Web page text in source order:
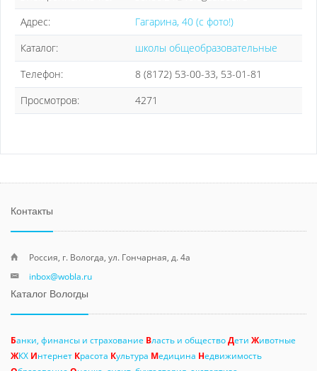
Адрес:
Гагарина, 40 (с фото!)
Каталог:
школы общеобразовательные
Телефон:
8 (8172) 53-00-33, 53-01-81
Просмотров:
4271
Контакты
Россия, г. Вологда, ул. Гончарная, д. 4а
inbox@wobla.ru
Каталог Вологды
Банки, финансы и страхование Власть и обществоДети Животные
ЖКХ Интернет Красота Культура Медицина Недвижимость